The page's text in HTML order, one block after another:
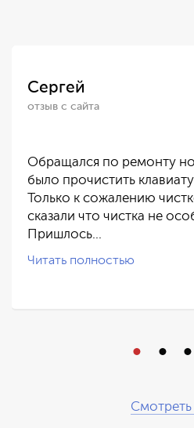
Сергей
отзыв с сайта
Обращался по ремонту
было прочистить
Только к сожалению
сказали что чистка не
Пришлось…
Читать полностью